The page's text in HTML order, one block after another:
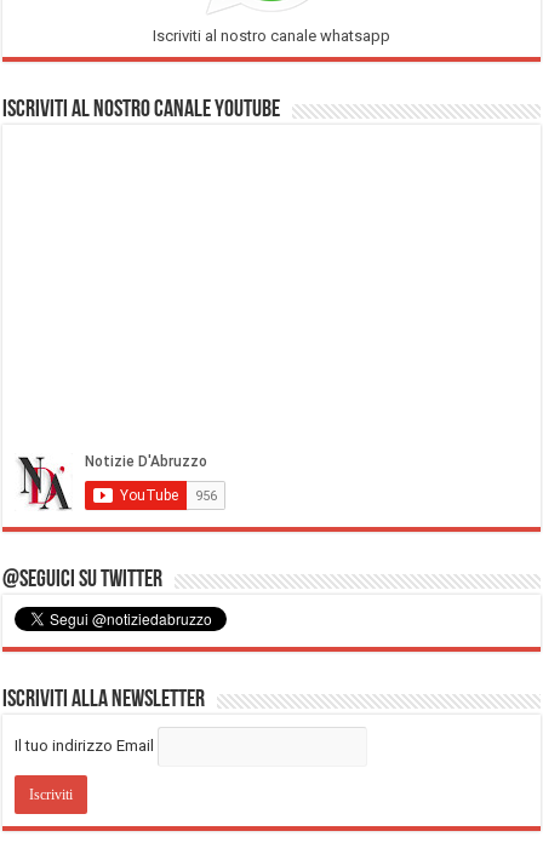
Iscriviti al nostro canale whatsapp
Iscriviti al nostro Canale Youtube
@Seguici su Twitter
Iscriviti alla Newsletter
Il tuo indirizzo Email